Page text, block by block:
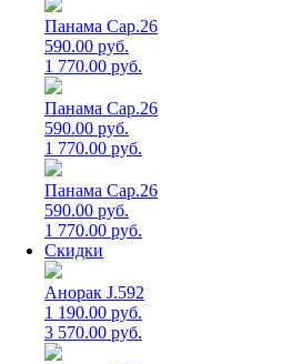
Панама Cap.26
590.00 руб.
1 770.00 руб.
Панама Cap.26
590.00 руб.
1 770.00 руб.
Панама Cap.26
590.00 руб.
1 770.00 руб.
Скидки
Анорак J.592
1 190.00 руб.
3 570.00 руб.